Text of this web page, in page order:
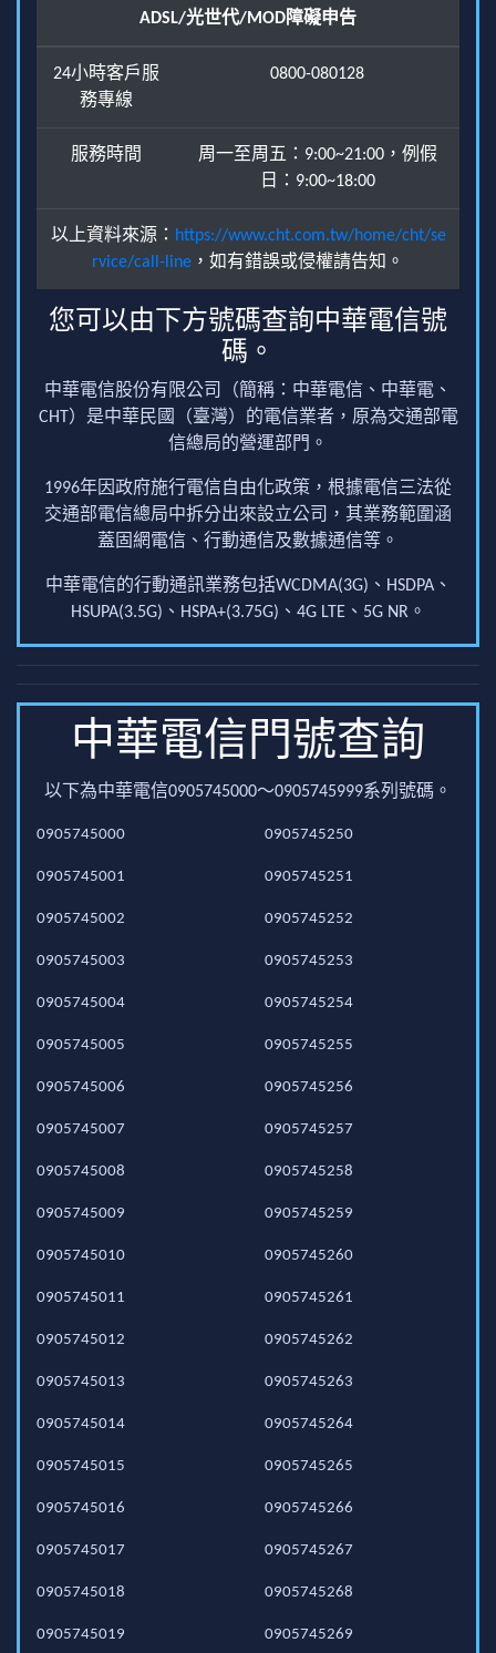
ADSL/光世代/MOD障礙申告
24小時客戶服
務專線
0800-080128
服務時間
周一至周五：9:00~21:00，例假
日：9:00~18:00
以上資料來源： https://www.cht.com.tw/home/cht/se
rvice/call-line ，如有錯誤或侵權請告知。
您可以由下方號碼查詢中華電信號
碼。
中華電信股份有限公司（簡稱：中華電信、中華電、
CHT）是中華民國（臺灣）的電信業者，原為交通部電
信總局的營運部門。
1996年因政府施行電信自由化政策，根據電信三法從
交通部電信總局中拆分出來設立公司，其業務範圍涵
蓋固網電信、行動通信及數據通信等。
中華電信的行動通訊業務包括WCDMA(3G)、HSDPA、
HSUPA(3.5G)、HSPA+(3.75G)、4G LTE、5G NR。
中華電信門號查詢
以下為中華電信0905745000～0905745999系列號碼。
0905745000
0905745001
0905745002
0905745003
0905745004
0905745005
0905745006
0905745007
0905745008
0905745009
0905745010
0905745011
0905745012
0905745013
0905745014
0905745015
0905745016
0905745017
0905745018
0905745019
0905745250
0905745251
0905745252
0905745253
0905745254
0905745255
0905745256
0905745257
0905745258
0905745259
0905745260
0905745261
0905745262
0905745263
0905745264
0905745265
0905745266
0905745267
0905745268
0905745269